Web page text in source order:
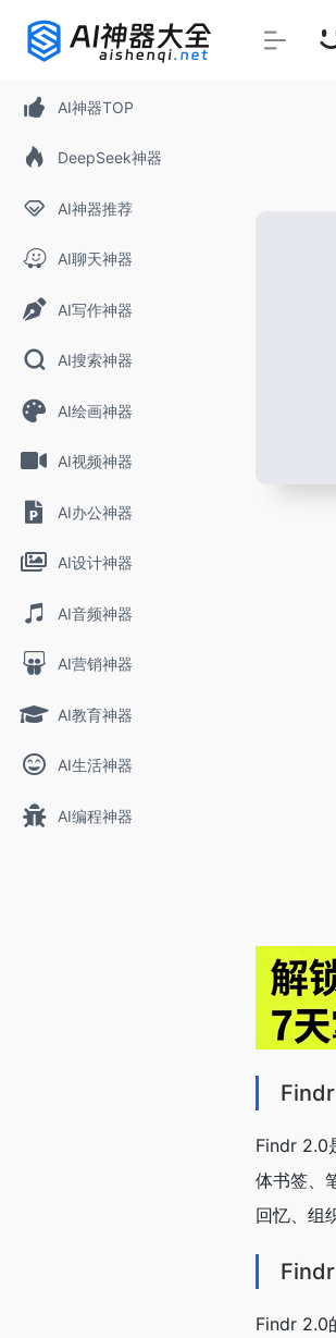
AI神器TOP
DeepSeek神器
AI神器推荐
AI聊天神器
AI写作神器
AI搜索神器
AI绘画神器
AI视频神器
AI办公神器
AI设计神器
AI音频神器
AI营销神器
AI教育神器
AI生活神器
AI编程神器
Findr 2.0
体书签、
回忆、组
Findr 2.0